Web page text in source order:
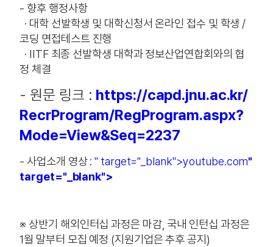
- 향후 행정사항
· 대학 선발학생 및 대학신청서 온라인 접수 및 학생 /
코딩 면접테스트 진행
· IITF 최종 선발학생 대학과 정보산업연합회와의 협
정 체결
- 원문 링크 : https://capd.jnu.ac.kr/
RecrProgram/RegProgram.aspx?
Mode=View&Seq=2237
- 사업소개 영상 :" target="_blank">youtube.com"
target="_blank">
※ 상반기 해외인터십 과정은 마감, 국내 인턴십 과정은
1월 말부터 모집 예정 (지원기업은 추후 공지)